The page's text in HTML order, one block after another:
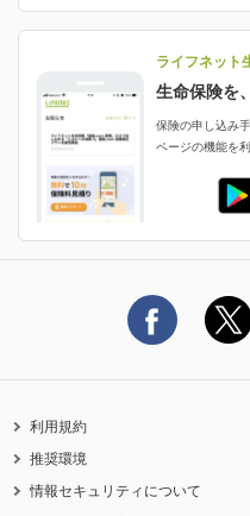
評判・口コミ
ご契約者さまに聞きまし
申し込みガイド
ご契約の流れと必要書類
保険料の支払い方法
認知症・MCIに備える
ご契約者さま向け各種お手
保険金・給付金のご請求
生命保険料控除に関するご
採用情報
生命保険マニフェスト
ライフネット生命のCMペー
ライフネット生命公式note
資料請求
ライフネット
生命保険を
保険の申し込み
ページの機能を
利用規約
推奨環境
情報セキュリティについて